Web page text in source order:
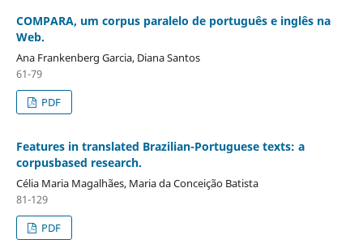
COMPARA, um corpus paralelo de português e inglês na
Web.
Ana Frankenberg Garcia, Diana Santos
61-79
PDF
Features in translated Brazilian-Portuguese texts: a
corpusbased research.
Célia Maria Magalhães, Maria da Conceição Batista
81-129
PDF